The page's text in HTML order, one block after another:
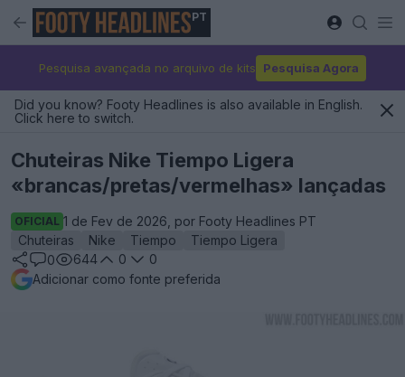
PT
Pesquisa avançada no arquivo de kits Pesquisa Agora
Did you know? Footy Headlines is also available in English.
Click here to switch.
Chuteiras Nike Tiempo Ligera
«brancas/pretas/vermelhas» lançadas
OFICIAL 1 de Fev de 2026, por Footy Headlines PT
Chuteiras
Nike Tiempo
Tiempo Ligera
0
644 0
0
Adicionar como fonte preferida